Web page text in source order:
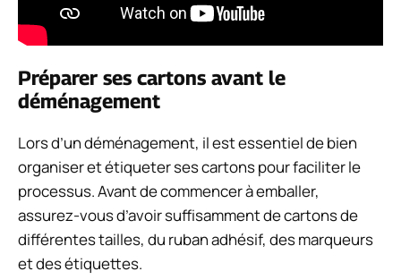
Préparer ses cartons avant le
déménagement
Lors d’un déménagement, il est essentiel de bien
organiser et étiqueter ses cartons pour faciliter le
processus. Avant de commencer à emballer,
assurez-vous d’avoir suffisamment de cartons de
différentes tailles, du ruban adhésif, des marqueurs
et des étiquettes.